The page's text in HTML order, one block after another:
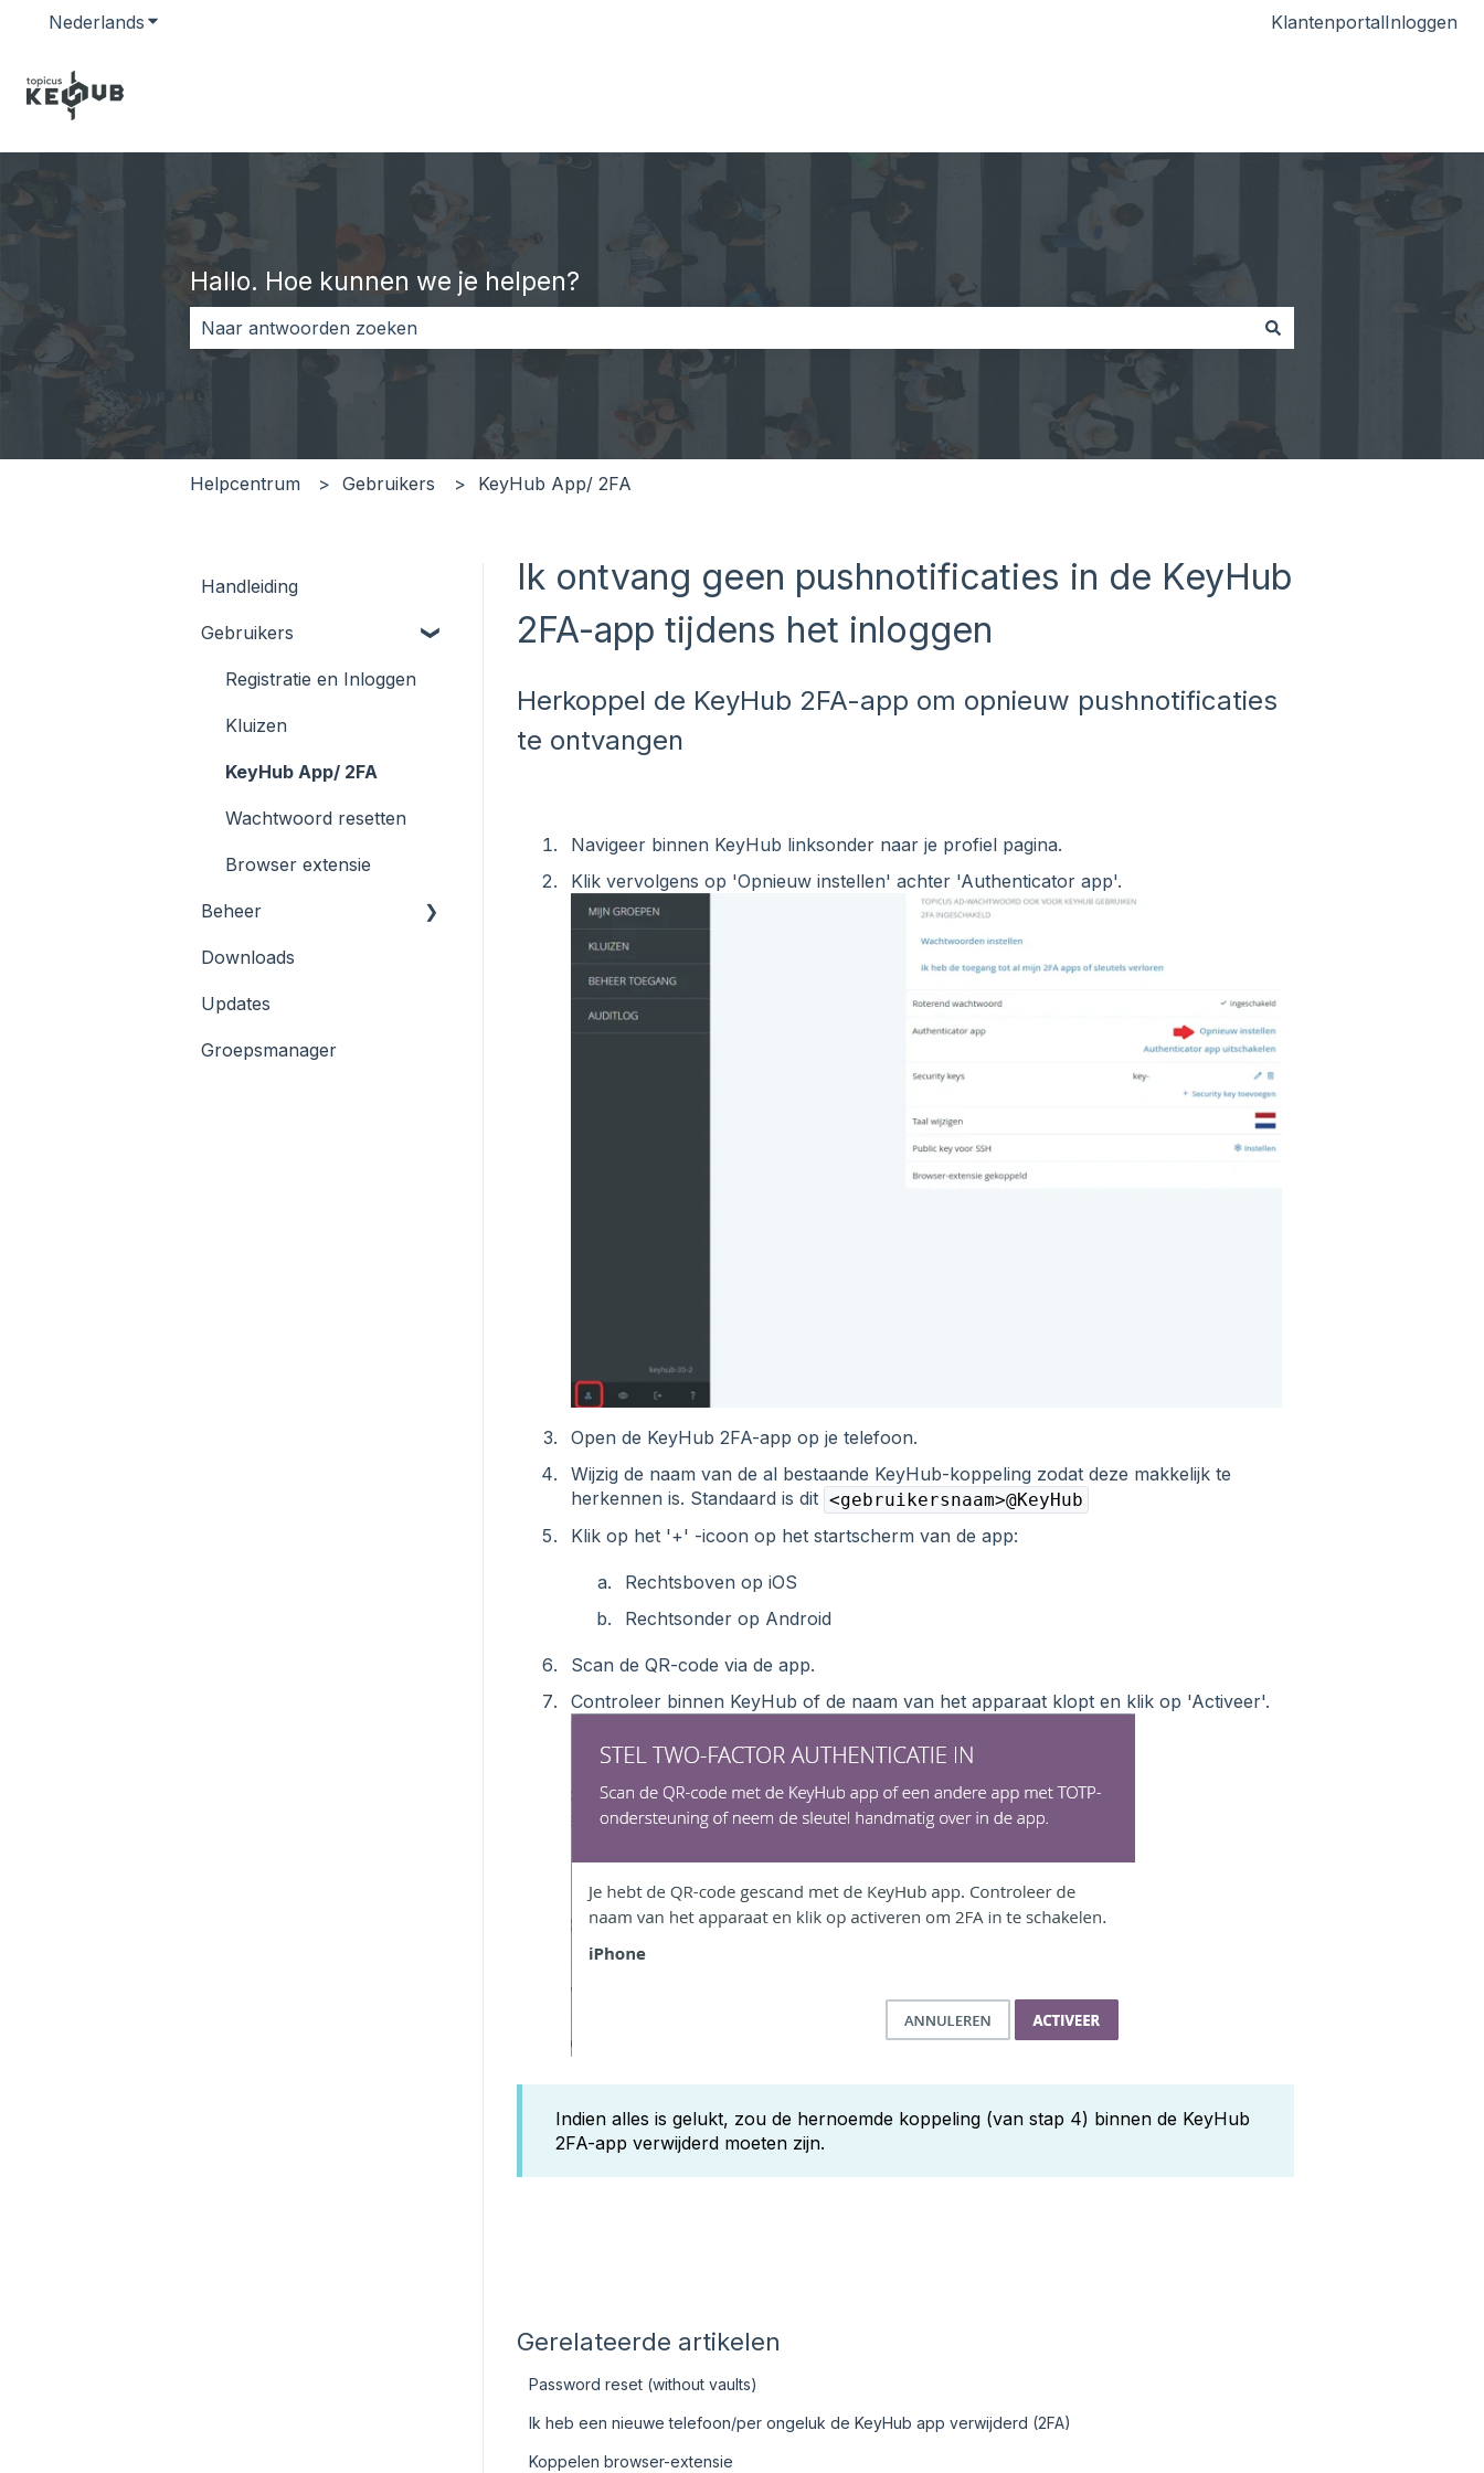
Nederlands Submenu tonen voor vertalingen KlantenportalInloggen
Hallo. Hoe kunnen we je helpen?
Er zijn geen suggesties want het zoekveld is leeg.
Helpcentrum Gebruikers KeyHub App/ 2FA
Ik ontvang geen pushnotificaties in de KeyHub
2FA-app tijdens het inloggen
Herkoppel de KeyHub 2FA-app om opnieuw pushnotificaties
te ontvangen
Navigeer binnen KeyHub linksonder naar je profiel pagina.
Klik vervolgens op 'Opnieuw instellen' achter 'Authenticator app'.
Open de KeyHub 2FA-app op je telefoon.
Wijzig de naam van de al bestaande KeyHub-koppeling zodat deze makkelijk te
herkennen is. Standaard is dit <gebruikersnaam>@KeyHub
Klik op het '+' -icoon op het startscherm van de app:
Rechtsboven op iOS
Rechtsonder op Android
Scan de QR-code via de app.
Controleer binnen KeyHub of de naam van het apparaat klopt en klik op 'Activeer'.
Indien alles is gelukt, zou de hernoemde koppeling (van stap 4) binnen de KeyHub
2FA-app verwijderd moeten zijn.
Gerelateerde artikelen
Password reset (without vaults)
Ik heb een nieuwe telefoon/per ongeluk de KeyHub app verwijderd (2FA)
Koppelen browser-extensie
Handleiding
Gebruikers
Registratie en Inloggen
Kluizen
KeyHub App/ 2FA
Wachtwoord resetten
Browser extensie
Beheer
Azure
AWS
Downloads
Updates
Groepsmanager